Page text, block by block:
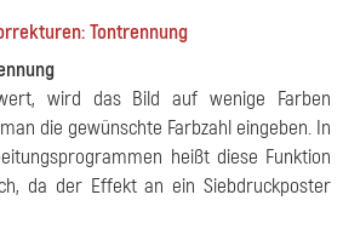
Tontrennung
wird das Bild auf wenige Farben
die gewünschte Farbzahl eingeben. In
heißt diese Funktion
da der Effekt an ein Siebdruckposter